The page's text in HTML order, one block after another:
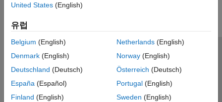
United States (English)
유럽
Belgium (English)
Denmark (English)
Deutschland (Deutsch)
España (Español)
Finland (English)
Netherlands(English)
Norway(English)
Österreich (Deutsch)
Portugal(English)
Sweden (English)
신뢰 센터 등록 상표 개인정보 취급방침
불법 복제 방지
애플리케이션 상태
© 1994-2026 The MathWorks, Inc.